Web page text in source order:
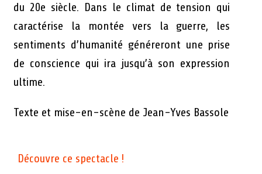
du 20e siècle. Dans le climat de tension qui
caractérise la montée vers la guerre, les
sentiments d’humanité généreront une prise
de conscience qui ira jusqu’à son expression
ultime.
Texte et mise-en-scène de Jean-Yves Bassole
Découvre ce spectacle !